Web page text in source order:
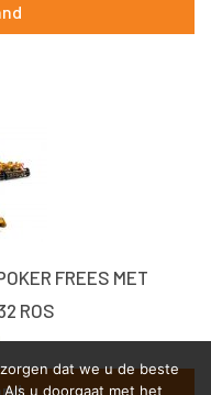
FREES MET
ROS
dat we u de beste
u doorgaat met het